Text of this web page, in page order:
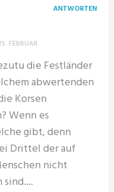
ANTWORTEN
FEBRUAR
die Festländer
abwertenden
Korsen
Wenn es
gibt, denn
Drittel der auf
nicht